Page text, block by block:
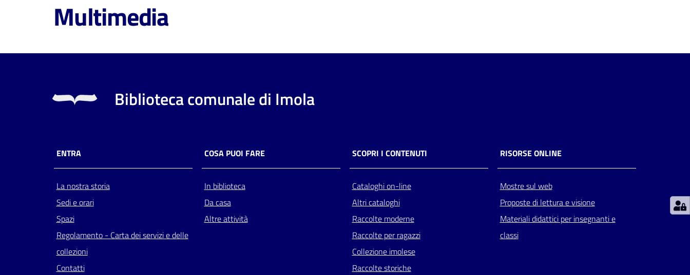
Multimedia
Biblioteca comunale di Imola
ENTRA
La nostra storia
Sedi e orari
Spazi
Regolamento - Carta dei servizi e delle
collezioni
Contatti
COSA PUOI FARE
In biblioteca
Da casa
Altre attività
SCOPRI I CONTENUTI
Cataloghi on-line
Altri cataloghi
Raccolte moderne
Raccolte per ragazzi
Collezione imolese
Raccolte storiche
RISORSE ONLINE
Mostre sul web
Proposte di lettura e visione
Materiali didattici per insegnanti e
classi